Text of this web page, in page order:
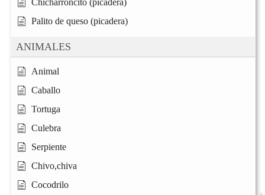
Chicharroncito (picadera)
Palito de queso (picadera)
ANIMALES
Animal
Caballo
Tortuga
Culebra
Serpiente
Chivo,chiva
Cocodrilo